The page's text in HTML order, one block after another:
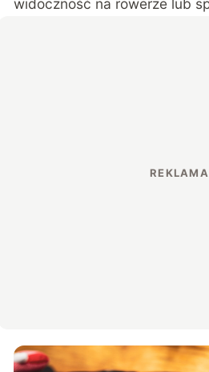
widoczność na rowerze lub